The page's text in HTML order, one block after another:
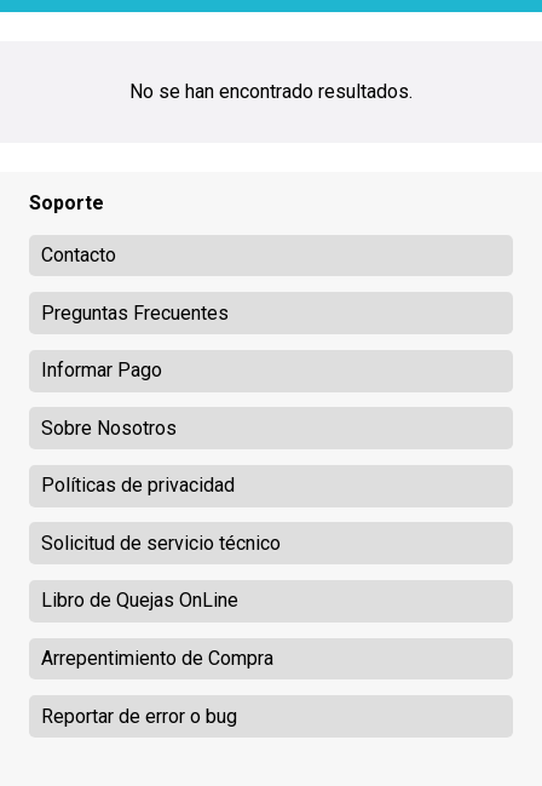
No se han encontrado resultados.
Soporte
Contacto
Preguntas Frecuentes
Informar Pago
Sobre Nosotros
Políticas de privacidad
Solicitud de servicio técnico
Libro de Quejas OnLine
Arrepentimiento de Compra
Reportar de error o bug